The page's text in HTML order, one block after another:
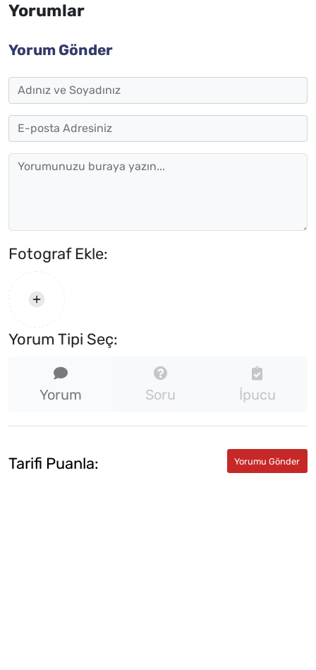
Yorumlar
Yorum Gönder
Fotograf Ekle:
Yorum Tipi Seç:
Yorum Soru İpucu
Tarifi Puanla: